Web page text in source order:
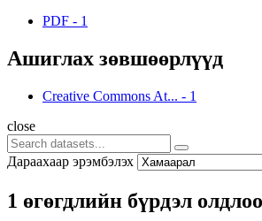
PDF - 1
Ашиглах зөвшөөрлүүд
Creative Commons At... - 1
close
Дараахаар эрэмбэлэх
1 өгөгдлийн бүрдэл олдлоо